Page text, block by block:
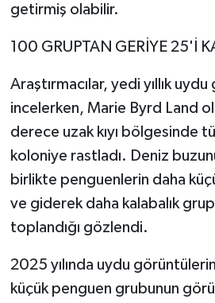
getirmiş olabilir.
100 GRUPTAN GERİYE 25'İ
Araştırmacılar, yedi yıllık
incelerken, Marie Byrd Land
derece uzak kıyı bölgesinde
koloniye rastladı. Deniz
birlikte penguenlerin daha
ve giderek daha kalabalık
toplandığı gözlendi.
2025 yılında uydu
küçük penguen grubunun